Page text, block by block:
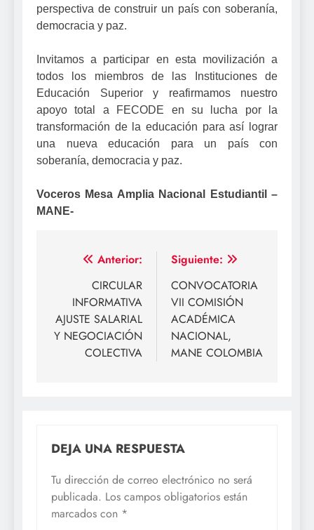
perspectiva de construir un país con soberanía,
democracia y paz.
Invitamos a participar en esta movilización a
todos los miembros de las Instituciones de
Educación Superior y reafirmamos nuestro
apoyo total a FECODE en su lucha por la
transformación de la educación para así lograr
una nueva educación para un país con
soberanía, democracia y paz.
Voceros Mesa Amplia Nacional Estudiantil –
MANE-
Navegación
entradas
Anterior:
CIRCULAR
INFORMATIVA
AJUSTE SALARIAL
Y NEGOCIACIÓN
COLECTIVA
Siguiente:
CONVOCATORIA
VII COMISIÓN
ACADÉMICA
NACIONAL,
MANE COLOMBIA
DEJA UNA RESPUESTA
Tu dirección de correo electrónico no será
publicada. Los campos obligatorios están
marcados con *